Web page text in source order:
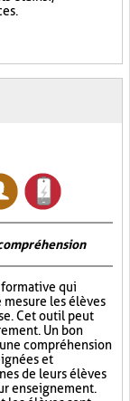
qui
mesure les élèves
Cet outil peut
Un bon
compréhension
et
de leurs élèves
enseignement.